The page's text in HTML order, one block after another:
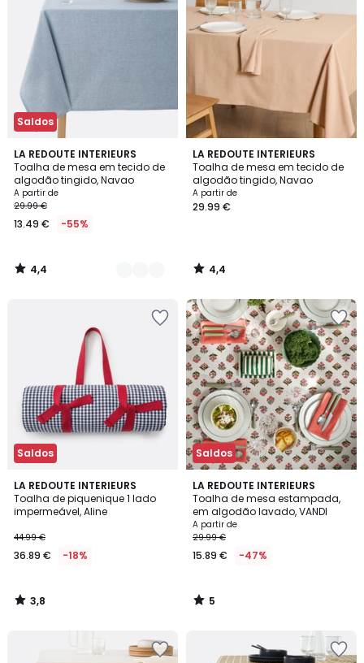
Saldos
LA REDOUTE INTERIEURS
Toalha de mesa em tecido de
algodão tingido, Navao
A partir de
29.99 €
13.49 € -55%
4,4
/ 5
3
Cores
4,4
/
LA REDOUTE INTERIEURS
Toalha de mesa em tecido de
algodão tingido, Navao
A partir de
29.99 €
4,4
/ 5
4,4
/
Saldos
LA REDOUTE INTERIEURS
Toalha de piquenique 1 lado
impermeável, Aline
44.99 €
36.89 € -18%
3,8
/ 5
3,8
/
Saldos
LA REDOUTE INTERIEURS
Toalha de mesa estampada,
em algodão lavado, VANDI
A partir de
29.99 €
15.89 € -47%
5
/
5
5
/